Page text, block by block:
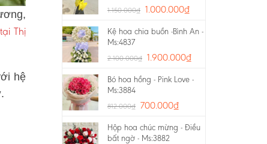
tại Thị
hệ
1.150.000₫ 1.000.000₫
Kệ hoa chia buồn -Bình An -
Ms:4837
2.100.000₫ 1.900.000₫
Bó hoa hồng - Pink Love -
Ms:3884
812.000₫ 700.000₫
Hộp hoa chúc mừng - Điều
bất ngờ - Ms:3882